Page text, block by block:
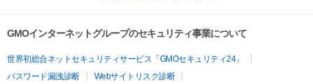
GMOインターネットグループのセキュリティ事業について
世界初総合ネットセキュリティサービス「GMOセキュリティ24」
パスワード漏洩診断
Webサイトリスク診断